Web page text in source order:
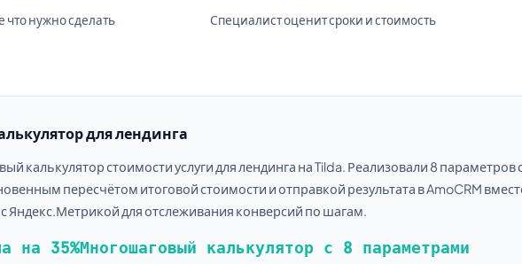
что нужно сделать Специалист оценит сроки и стоимость
для лендинга
калькулятор стоимости услуги для лендинга на Tilda. Реализовали 8 параметров
пересчётом итоговой стоимости и отправкой результата в AmoCRM
Яндекс.Метрикой для отслеживания конверсий по шагам.
на 35%Многошаговый калькулятор с 8 параметрами